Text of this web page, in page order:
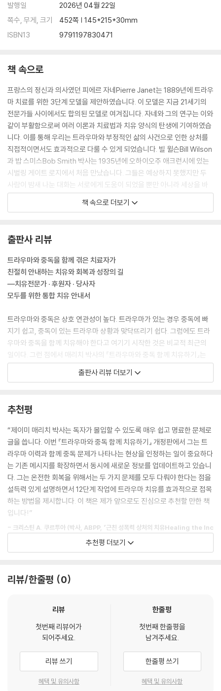
발행일
2026년 04월 22일
쪽수, 무게, 크기
452쪽 | 145*215*30mm
ISBN13
9791197830471
책 속으로
프랑스의 정신과 의사였던 피에르 자네Pierre Janet는 1889년에 트라우
마 치료를 위한 3단계 모델을 제안하였습니다. 이 모델은 지금 21세기의
전문가들 사이에서도 합의된 모델로 여겨집니다. 자네와 그의 연구는 이와
같이 부활함으로써 여러 이론과 치료법과 치유 양식의 탄생에 기여하였습
니다. 이를 통해 우리는 트라우마와 부정적인 삶의 사건으로 인한 상처를
직접적이면서도 효과적으로 다룰 수 있게 되었습니다. 빌 윌슨Bill Wilson
과 밥 스미스Bob Smith 박사는 1935년에 오하이오주 애크런시에 있는
시벌링 게이트 로지에서 처음 만났습니다. 그들은 예상하지 못했지만 두
사람이 밤새 나눈 대화는 서로에게 도움이 되었을 뿐만 아니라 세상을 바
꾸었습니다. 빌과 밥은 자신들의 알코올 문제에 대한 해답이 연결하고 행
동하는 데 있다는 생각을 함께 나누었고, 이어서 ‘익명의 알코올중독자들’
되었습니다.
--- p.9
어느 날 나는 내가 목격한 내담자들이 겪고 있는 트라우마와 관련된 문제
들의 심각한 수준에 대해 임상 책임자와 상담할 기회를 얻었다. 내담자들
폭행과 같은 문제들을 다루기 위해 분투하고 있었다. 임상 책임자는 내가
이러한 문제에 너무 많은 관심을 기울인 탓에 진짜 문제(즉, 중독)에서 벗
어나고 있다고 경고하였다. “그들이 여기에 있는 이유는 중독자이기 때문
입니다”라고 강조하였다. 늘 악역을 자처하던 나는 그 책임자에게 트라우
마가 중독과 관련이 있다고 생각하는지 물었다. 책임자는 즉시 나의 말을
끊으며 내가 문제를 너무 복잡하게 만든다고 말했다. 내 안의 무언가가 위
험 신호를 보내왔다. 나는 그의 말에 동의할 수 없었을 뿐만 아니라 그가 지
그 임상 책임자에게 관련 사례로서 내 이야기를 직접 털어놓기로 하였다.
전문가, 후원자, 그리고 회복 중인 이들은 심리치료 전문가들이 트라우마
에 대해 배운 바를 존중하는 방식으로 전통적인 12단계 회복 철학을 계속
해서 활용할 수 있다. 트라우마와 관련된 문제들로 고통을 겪고 있는 사람
들의 치료작업이나 지속적인 돌봄에 12단계 회복 원칙들을 활용하는 일에
는 잘못된 게 전혀 없다. 하지만 이 책은 트라우마를 입은 사람에게 12단계
원칙들을 엄격하게 적용할 경우 어떻게 해서 유익함보다 해로움이 더 많아
질 수 있는지 설명한다. 나의 작업을 정의하는 ‘양쪽을 아우르는’ 정신으로
트라우마 생존자의 12단계 회복의 체험을 향상시킬 수 있는 트라우마/외
상 스트레스에 대한 최신 지식에 기반한 간단한 타협안들을 몇 가지 보여
주고자 한다.
낸시의 이야기는 1장에서 제시한 문제의 실제 사례이다. ‘만성 재발자chro
후유증과 씨름하고 있는 경우가 아주 많다. 이러한 상처의 잔재는 수년간,
심지어 수십 년간 지속될 수 있으며, 트라우마를 겪은 사람에게 12단계 회
복 과정의 4단계와 5단계를 작업하는 것과 같은 과제는 압도적인 좌절감
5단계를 절대 할 수 없다는 뜻은 아니다. 오히려 12단계 프로그램 전체에
참여하는 일은 트라우마를 겪은 사람에게 실제로 도움이 될 수 있다. 트라
우마가 남긴 상처와 흉터를 존중하는 안전한 환경 안에서 실행해 나간다
책 속으로 더보기
출판사 리뷰
트라우마와 중독을 함께 겪은 치료자가
친절히 안내하는 치유와 회복과 성장의 길
―치유전문가 · 후원자 · 당사자
모두를 위한 통합 치유 안내서
트라우마와 중독은 상호 연관성이 높다. 트라우마가 있는 경우 중독에 빠
지기 쉽고, 중독이 있는 트라우마 상황과 맞닥뜨리기 쉽다. 그럼에도 트라
우마와 중독을 함께 치유해야 한다고 여기기 시작한 것은 비교적 최근의
일이다. 그런 점에서 매리치 박사의 『트라우마와 중독 함께 치유하기』는
희소한 가치가 있다. 또한 이 책의 저자인 제이미 매리치 박사는 심리치료
자이기도 하지만, 그 자신도 트라우마와 중독을 함께 겪으며 이 둘을 동시
익한 내용을 담고 있다.
아울러 이 책은 중독에서의 회복에서 주요한 기둥 역할을 하는 ‘익명의 알
코올중독자들(AA)’ ‘익명의 약물중독자들(NA)’ ‘익명의 성중독자들(S
A)’ ‘익명의 일중독자들(WA)’과 같은 회복 공동체의 근간이 되는 12단계
원칙에 대해서 상세히 안내하면서도 해당 전통이 현대적으로 적용될 수 있
도록 세심한 제안을 하고 있다. 저자의 동료이자 그 자신도 회복의 과정을
걸었던 스티븐 댄시거 박사는 이 책에 대해서 다음과 같이 소개하고 있다.
에게 도움을 주었습니다. 이 책은 전문가들이 12단계 회복 과정 자체를 이
해하고 또한 12단계가 적용된 트라우마 기반 치료작업의 의미를 이해하도
록 도와줍니다. 이 책은 12단계 기반 치료 프로그램들이거나 그렇지 않은
수 있도록 도와줌으로써 치료 프로그램의 프로토콜을 지원해줍니다.
세심하게 소통하고 더욱 포용적인 회복 공동체를 만들어가도록 도와줍니
다. 이 책은 또한 사람들이 회복 프로그램의 어떤 요소들 때문에―문헌에
명시된 요소이든 구성원에 의해 해석된 요소이든―갈등을 겪게 될 때 그
러한 요소들이 트라우마에 대한 이해에 기반하지 않아서 회복 프로그램에
참여하는 사람들의 역량에 영향을 미치고 있을 경우에도 도움이 됩니다.
끝으로 이 책은 회복 과정의 어느 시점에서 재발을 겪는 사람들이 느낄 수
출판사 리뷰 더보기
추천평
“제이미 매리치 박사는 독자가 몰입할 수 있도록 매우 쉽고 명료한 문체로
글을 씁니다. 이번 『트라우마와 중독 함께 치유하기』 개정판에서 그는 트
라우마 이력과 함께 중독 문제가 나타나는 현상을 인정하는 일이 중요하다
는 기존 메시지를 확장하면서 동시에 새로운 정보를 업데이트하고 있습니
다. 그는 온전한 회복을 위해서는 두 가지 문제를 모두 다뤄야 한다는 점을
설득력 있게 설명하면서 12단계 작업에 트라우마 치유를 효과적으로 접목
하는 방법을 제시합니다. 이 책은 제가 앞으로도 진심으로 추천할 만한 책
입니다!”
- 크리스틴 A. 쿠르투아 (박사, ABPP, 『근친 성폭력 상처의 치유Healing the Inc
est Wound』 등의 저자, 『복합 외상의 치료』의 공저자(줄리언 포드와 함께))
(PTSD)가 중독을 부추기는 보이지 않는 힘으로 작용하는 방식을 더 깊이
를 한 잔 마시며 마주 앉아 이야기를 나누는 듯한 편안함을 선사합니다. 매
리치 박사는 우리의 지적인 이론의 틀을 내려놓고 진솔하고 솔직한 인간적
현존에 집중하도록 용기 있게 이끌어갑니다. 이 책을 통해 우리는 중독으
한 지식과 함께 영적인 풍요로움을 동시에 얻게 될 것입니다.”
SD 워크북』의 저자, 『EMDR 치료와 소매틱 심리학의 통합』의 공저자(바브 메이버
추천평 더보기
리뷰/한줄평 0
리뷰
첫번째 리뷰어가
되어주세요.
리뷰 쓰기
혜택 및 유의사항
한줄평
첫번째 한줄평을
남겨주세요.
한줄평 쓰기
혜택 및 유의사항